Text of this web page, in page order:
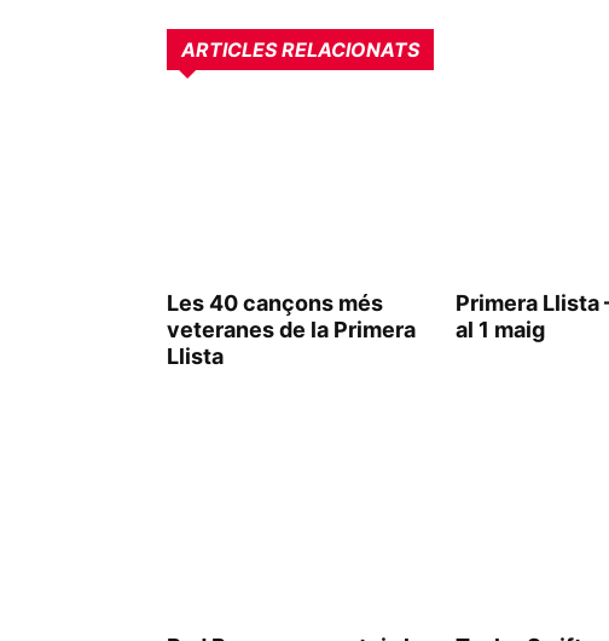
ARTICLES RELACIONATS
Les 40 cançons més
veteranes de la Primera
Llista
Primera Llista
al 1 maig